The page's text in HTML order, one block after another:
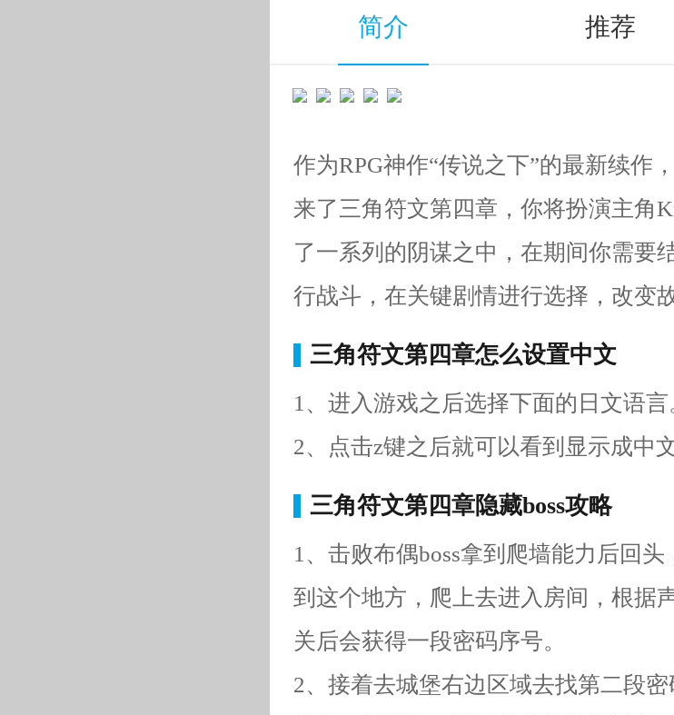
简介 推荐
作为RPG神作“传说之下”的最新续作
来了三角符文第四章，你将扮演主角
了一系列的阴谋之中，在期间你需要
行战斗，在关键剧情进行选择，改变
三角符文第四章怎么设置中文
1、进入游戏之后选择下面的日文语言
2、点击z键之后就可以看到显示成中文
三角符文第四章隐藏boss攻略
1、击败布偶boss拿到爬墙能力后回
到这个地方，爬上去进入房间，根据
关后会获得一段密码序号。
2、接着去城堡右边区域去找第二段